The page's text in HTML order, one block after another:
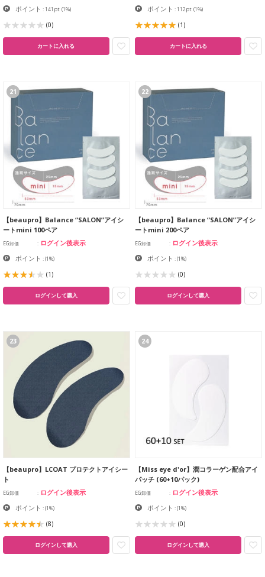
ポイント : 141pt (1%)
(0)
カートに入れる
ポイント : 112pt (1%)
(1)
カートに入れる
21
【beaupro】Balance “SALON”アイシ
ートmini 100ペア
EG卸価 ログイン後表示
ポイント :(1%)
(1)
ログインして購入
22
【beaupro】Balance “SALON”アイシ
ートmini 200ペア
EG卸価 ログイン後表示
ポイント :(1%)
(0)
ログインして購入
23
【beaupro】LCOAT プロテクトアイシー
ト
EG卸価 ログイン後表示
ポイント :(1%)
(8)
ログインして購入
24
【Miss eye d'or】潤コラーゲン配合アイ
パッチ (60+10パック)
EG卸価 ログイン後表示
ポイント :(1%)
(0)
ログインして購入